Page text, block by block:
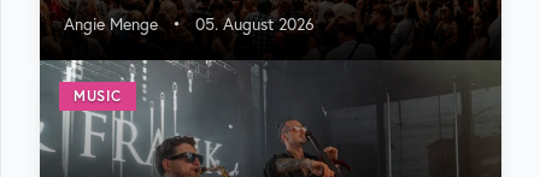
Angie Menge • 05. August 2026
MUSIC